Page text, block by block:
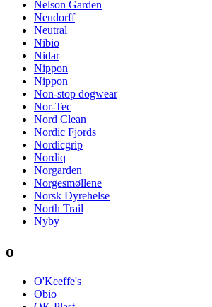
Nelson Garden
Neudorff
Neutral
Nibio
Nidar
Nippon
Nippon
Non-stop dogwear
Nor-Tec
Nord Clean
Nordic Fjords
Nordicgrip
Nordiq
Norgarden
Norgesmøllene
Norsk Dyrehelse
North Trail
Nyby
o
O'Keeffe's
Obio